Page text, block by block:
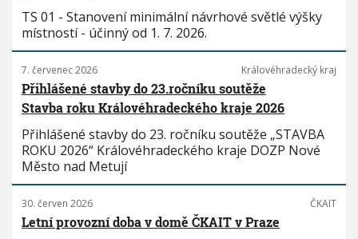
TS 01 - Stanovení minimální návrhové světlé výšky
místností - účinný od 1. 7. 2026.
7. červenec 2026 Královéhradecký kraj
Přihlášené stavby do 23.ročníku soutěže
Stavba roku Královéhradeckého kraje 2026
Přihlášené stavby do 23. ročníku soutěže „STAVBA
ROKU 2026“ Královéhradeckého kraje DOZP Nové
Město nad Metují
30. červen 2026 ČKAIT
Letní provozní doba v domě ČKAIT v Praze